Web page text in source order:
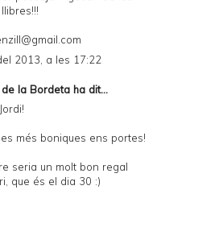
2013, a les 17:22
de la Bordeta ha dit...
més boniques ens portes!
seria un molt bon regal
que és el dia 30 :)